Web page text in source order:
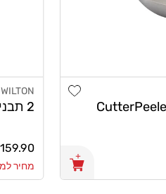
Add wishlist
מוֹכֵר:
WILTON
2 תבניות אינגליש קייק 30X11 וילטון
מחיר
רגיל
159.90 ₪
מחיר